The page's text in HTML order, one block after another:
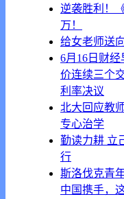
逆袭胜利！
万！
给女老师送
6月16日财
价连续三个
利率决议
北大回应教
专心治学
勤读力耕 立
行
斯洛伐克青
中国携手，